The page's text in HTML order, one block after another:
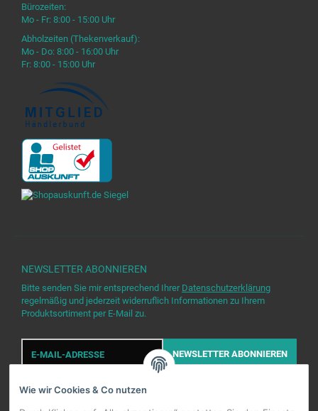
Bürozeiten:
Mo - Fr: 8:00 - 15:00 Uhr
Abholzeiten (Thekenverkauf):
Mo - Do: 8:00 - 16:00 Uhr
Fr: 8:00 - 15:00 Uhr
NEWSLETTER ABONNIEREN
Bitte senden Sie mir entsprechend Ihrer Datenschutzerklärung
regelmäßig und jederzeit widerruflich Informationen zu Ihrem
Produktsortiment per E-Mail zu.
E-
Mail-
Adresse
NEWSLETTER ABONNIEREN
Wie wir Cookies & Co nutzen